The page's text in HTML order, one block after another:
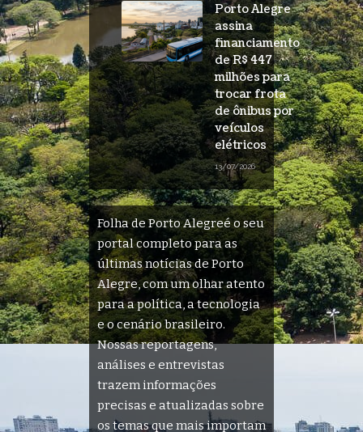
Porto Alegre
assina
financiamento
de R$ 447
milhões para
trocar frota
de ônibus por
veículos
elétricos
13/07/2026
Folha de Porto Alegreé o seu
portal completo para as
últimas notícias de Porto
Alegre, com um olhar atento
para a política, a tecnologia
e o cenário brasileiro.
Nossas reportagens,
análises e entrevistas
trazem informações
precisas e atualizadas sobre
os temas que mais importam